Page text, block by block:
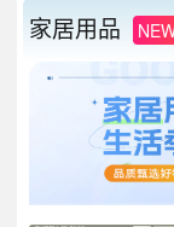
家居用品